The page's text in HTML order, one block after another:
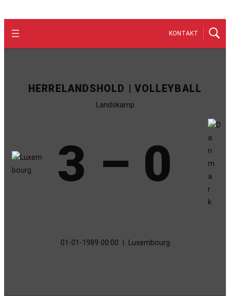
KONTAKT
HERRELANDSHOLD | VOLLEYBALL
Landskamp
3 – 0
01-01-1989 00:00 Luxembourg